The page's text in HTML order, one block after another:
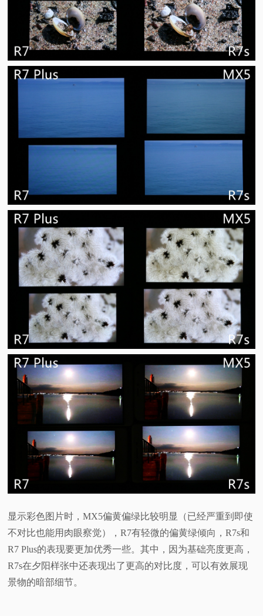
显示彩色图片时，MX5偏黄偏绿比较明显（已经严重到即使
不对比也能用肉眼察觉），R7有轻微的偏黄绿倾向，R7s和
R7 Plus的表现要更加优秀一些。其中，因为基础亮度更高，
R7s在夕阳样张中还表现出了更高的对比度，可以有效展现
景物的暗部细节。